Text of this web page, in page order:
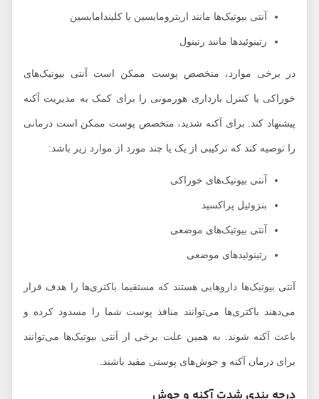
آنتی بیوتیک‌ها مانند اریترومایسین یا کلیندامایسین
رتینوئیدها مانند رتینول
در برخی موارد، متخصص پوست ممکن است آنتی بیوتیک‌های
خوراکی یا کنترل بارداری هورمونی را برای کمک به مدیریت آکنه
پیشنهاد کند. برای آکنه شدید، متخصص پوست ممکن است درمانی
را توصیه کند که ترکیبی از یک یا چند مورد از موارد زیر باشد:
آنتی بیوتیک‌های خوراکی
بنزوئیل پراکسید
آنتی بیوتیک‌های موضعی
رتینوئیدهای موضعی
آنتی بیوتیک‌ها داروهایی هستند که مستقیما باکتری‌ها را هدف قرار
می‌دهند باکتری‌ها می‌توانند منافذ پوست شما را مسدود کرده و
باعث آکنه شوند. به همین علت برخی از آنتی بیوتیک‌ها می‌توانند
برای درمان آکنه و جوش‌های پوستی مفید باشند.